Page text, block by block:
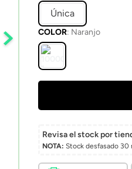
COLOR: Naranjo
Única
Revisa el stock por
NOTA: Stock desfasado 30